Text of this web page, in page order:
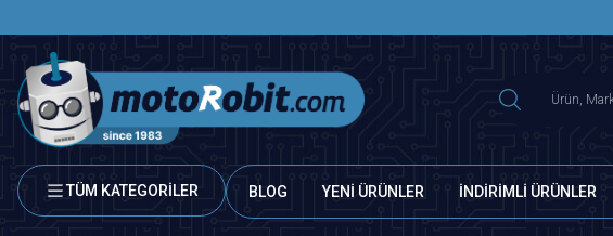
TÜM KATEGORİLER BLOG YENİ ÜRÜNLER İNDİRİMLİ ÜRÜNLER